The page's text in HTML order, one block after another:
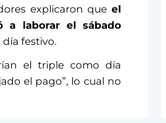
explicaron que el
a laborar el sábado
festivo.
el triple como día
el pago”, lo cual no